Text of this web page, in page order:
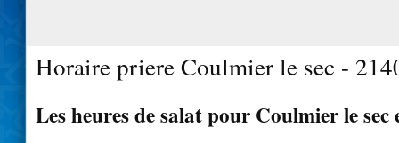
Horaire priere Coulmier le sec -
Les heures de salat pour Coulmier le sec